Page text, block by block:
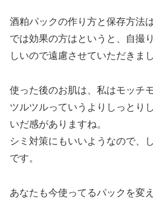
酒粕パックの作り方と保存方法
では効果の方はというと、自撮
しいので遠慮させていただきま
使った後のお肌は、私はモッチ
ツルツルっていうよりしっとり
いだ感がありますね。
シミ対策にもいいようなので、
です。
あなたも今使ってるパックを変